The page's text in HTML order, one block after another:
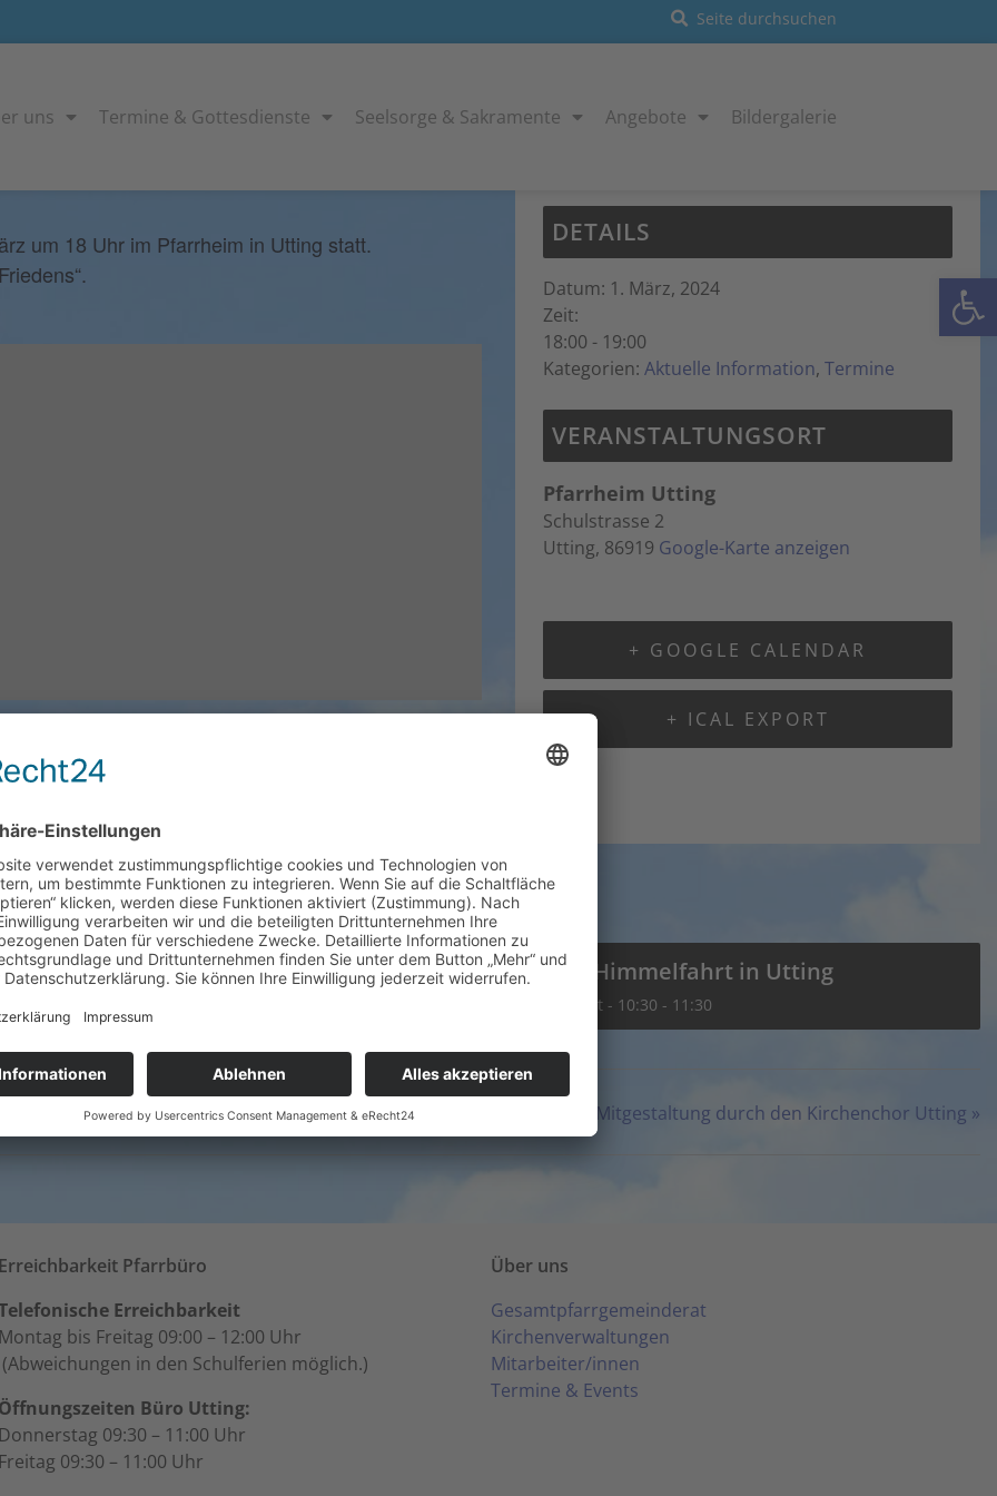
uns Termine & Gottesdienste Seelsorge & Sakramente Angebote Bildergalerie
um 18 Uhr im Pfarrheim in Utting statt.
Diese Veranstaltung hat bereits stattgefunden.
DETAILS
Datum: 1. März, 2024
Zeit:
18:00 - 19:00
Kategorien: Aktuelle Information, Termine
VERANSTALTUNGSORT
Pfarrheim Utting
Schulstrasse 2
Utting, 86919 Google-Karte anzeigen
+ GOOGLE CALENDAR
+ ICAL EXPORT
Mariä Himmelfahrt in Schondorf Mariä Himmelfahrt in Utting
16. August - 10:30 - 11:30
Hl. Messe mit musikalische Mitgestaltung durch den Kirchenchor Utting »
Erreichbarkeit Pfarrbüro
Erreichbarkeit
Montag bis Freitag 09:00 – 12:00 Uhr
(Abweichungen in den Schulferien möglich.)
Öffnungszeiten Büro Utting:
Donnerstag 09:30 – 11:00 Uhr
Freitag 09:30 – 11:00 Uhr
Über uns
Gesamtpfarrgemeinderat
Kirchenverwaltungen
Mitarbeiter/innen
Termine & Events